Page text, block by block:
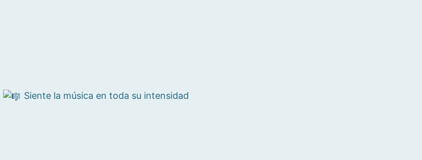
Siente la música en toda su intensidad